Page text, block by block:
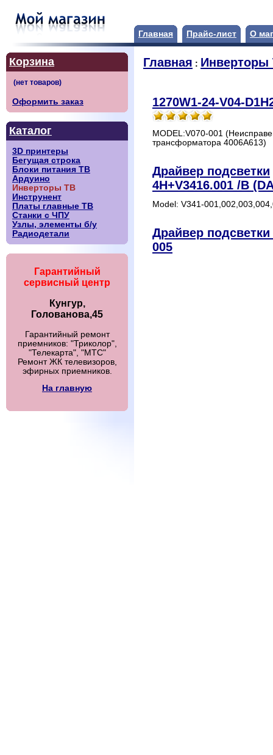
Главная Прайс-лист О
Корзина
Оформить заказ
Каталог
3D принтеры
Бегущая строка
Блоки питания ТВ
Ардуино
Инверторы ТВ
Инструнент
Платы главные ТВ
Станки с ЧПУ
Узлы, элементы б/у
Радиодетали
Гарантийный
сервисный центр
Кунгур,
Голованова,45
Гарантийный ремонт
приемников: "Триколор",
"Телекарта", "МТС"
Ремонт ЖК телевизоров,
эфирных приемников.
На главную
Главная : Инверторы
1270W1-24-V04-
MODEL:V070-001
трансформатора 4006A613)
Драйвер подсветки
4H+V3416.001 /B
Model: V341-
Драйвер подсветки
005